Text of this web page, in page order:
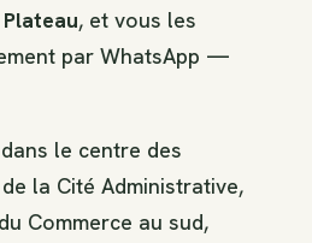
, et vous les
par WhatsApp —
le centre des
la Cité Administrative,
Commerce au sud,